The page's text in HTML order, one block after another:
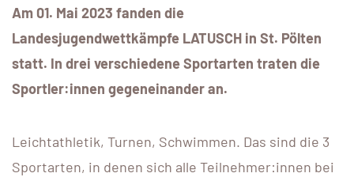
Am 01. Mai 2023 fanden die
Landesjugendwettkämpfe LATUSCH in St. Pölten
statt. In drei verschiedene Sportarten traten die
Sportler:innen gegeneinander an.
Leichtathletik, Turnen, Schwimmen. Das sind die 3
Sportarten, in denen sich alle Teilnehmer:innen bei